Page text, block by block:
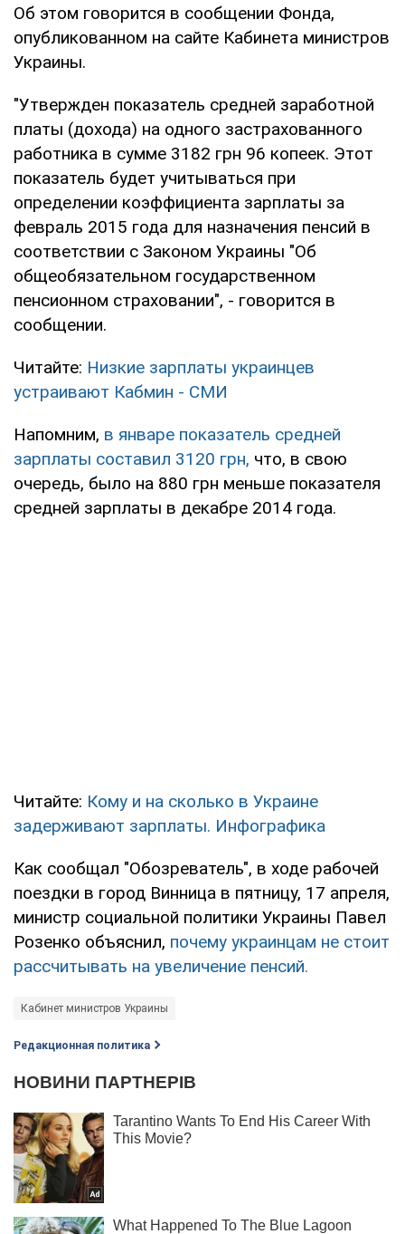
Об этом говорится в сообщении Фонда,
опубликованном на сайте Кабинета министров
Украины.
"Утвержден показатель средней заработной
платы (дохода) на одного застрахованного
работника в сумме 3182 грн 96 копеек. Этот
показатель будет учитываться при
определении коэффициента зарплаты за
февраль 2015 года для назначения пенсий в
соответствии с Законом Украины "Об
общеобязательном государственном
пенсионном страховании", - говорится в
сообщении.
Читайте: Низкие зарплаты украинцев
устраивают Кабмин - СМИ
Напомним, в январе показатель средней
зарплаты составил 3120 грн, что, в свою
очередь, было на 880 грн меньше показателя
средней зарплаты в декабре 2014 года.
Читайте: Кому и на сколько в Украине
задерживают зарплаты. Инфографика
Как сообщал "Обозреватель", в ходе рабочей
поездки в город Винница в пятницу, 17 апреля,
министр социальной политики Украины Павел
Розенко объяснил, почему украинцам не стоит
рассчитывать на увеличение пенсий.
Кабинет министров Украины
Редакционная политика